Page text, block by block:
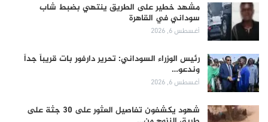
مشهد خطير على الطريق ينتهي بضبط شاب
سوداني في القاهرة
أغسطس 6, 2026
رئيس الوزراء السوداني: تحرير دارفور بات قريباً جداً
وندعو…
أغسطس 6, 2026
شهود يكشفون تفاصيل العثور على 30 جثة على